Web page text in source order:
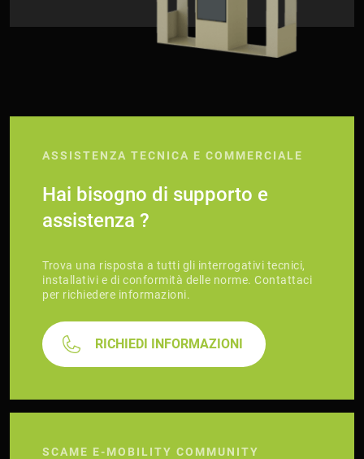
ASSISTENZA TECNICA E COMMERCIALE
Hai bisogno di supporto e
assistenza ?
Trova una risposta a tutti gli interrogativi tecnici,
installativi e di conformità delle norme. Contattaci
per richiedere informazioni.
RICHIEDI INFORMAZIONI
SCAME E-MOBILITY COMMUNITY